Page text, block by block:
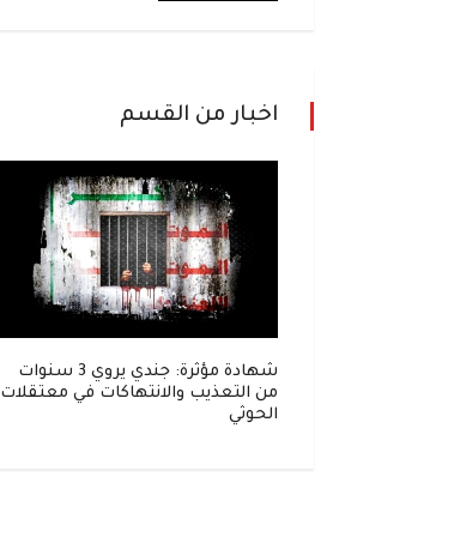
اخبار من القسم
شهادة مؤثرة: جندي يروي 3 سنوات
من التعذيب والانتهاكات في معتقلات
الحوثي